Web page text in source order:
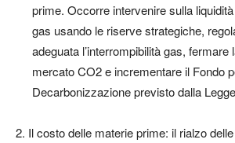
prime. Occorre intervenire sulla
gas usando le riserve strategiche,
adeguata l’interrompibilità gas,
mercato CO2 e incrementare il Fondo
Decarbonizzazione previsto dalla
2. Il costo delle materie prime: il rialzo